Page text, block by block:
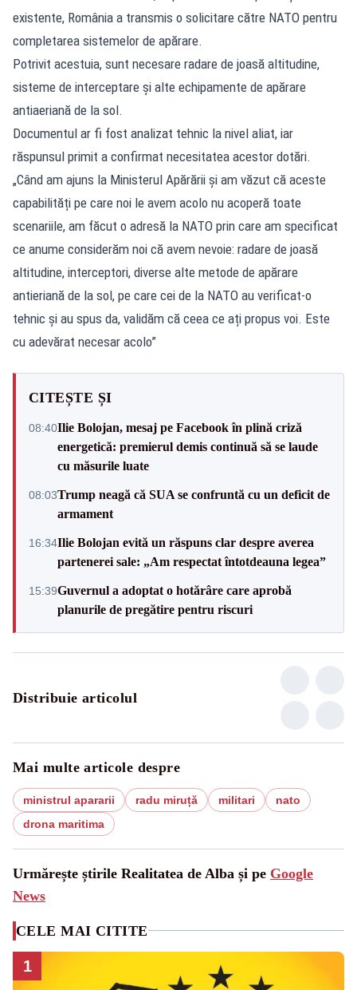
existente, România a transmis o solicitare către NATO pentru
completarea sistemelor de apărare.
Potrivit acestuia, sunt necesare radare de joasă altitudine,
sisteme de interceptare și alte echipamente de apărare
antiaeriană de la sol.
Documentul ar fi fost analizat tehnic la nivel aliat, iar
răspunsul primit a confirmat necesitatea acestor dotări.
„Când am ajuns la Ministerul Apărării și am văzut că aceste
capabilități pe care noi le avem acolo nu acoperă toate
scenariile, am făcut o adresă la NATO prin care am specificat
ce anume considerăm noi că avem nevoie: radare de joasă
altitudine, interceptori, diverse alte metode de apărare
antieriană de la sol, pe care cei de la NATO au verificat-o
tehnic și au spus da, validăm că ceea ce ați propus voi. Este
cu adevărat necesar acolo”
CITEȘTE ȘI
08:40Ilie Bolojan, mesaj pe Facebook în plină criză
energetică: premierul demis continuă să se laude
cu măsurile luate
08:03Trump neagă că SUA se confruntă cu un deficit de
armament
16:34Ilie Bolojan evită un răspuns clar despre averea
partenerei sale: „Am respectat întotdeauna legea”
15:39Guvernul a adoptat o hotărâre care aprobă
planurile de pregătire pentru riscuri
Distribuie articolul
Mai multe articole despre
ministrul apararii radu miruță militari
nato
drona maritima
Urmărește știrile Realitatea de Alba și pe Google
News
CELE MAI CITITE
1